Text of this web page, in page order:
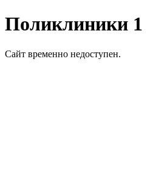
Поликлиники 1
Сайт временно недоступен.